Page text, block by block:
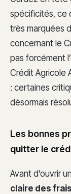
spécificités, ce
très marquées
concernant le
pas forcément
Crédit Agricole
: certaines
désormais
Les bonnes
quitter le
Avant d’ouvrir
claire des frais